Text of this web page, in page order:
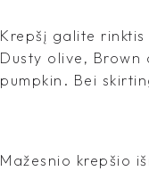
Krepšį galite
Dusty olive,
pumpkin. Bei
Mažesnio krepšio